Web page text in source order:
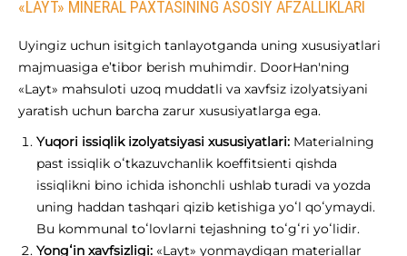
«LAYT» MINERAL PAXTASINING ASOSIY AFZALLIKLARI
Uyingiz uchun isitgich tanlayotganda uning xususiyatlari
majmuasiga e’tibor berish muhimdir. DoorHan'ning
«Layt» mahsuloti uzoq muddatli va xavfsiz izolyatsiyani
yaratish uchun barcha zarur xususiyatlarga ega.
Yuqori issiqlik izolyatsiyasi xususiyatlari: Materialning
past issiqlik oʻtkazuvchanlik koeffitsienti qishda
issiqlikni bino ichida ishonchli ushlab turadi va yozda
uning haddan tashqari qizib ketishiga yoʻl qoʻymaydi.
Bu kommunal toʻlovlarni tejashning toʻgʻri yoʻlidir.
Yongʻin xavfsizligi: «Layt» yonmaydigan materiallar